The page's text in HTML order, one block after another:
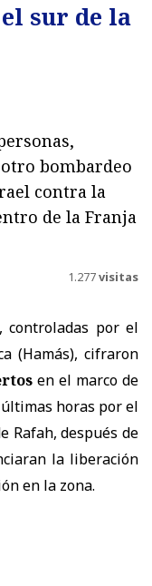
sur de la
bombardeo
contra la
de la Franja
1.277visitas
controladas por el
(Hamás), cifraron
en el marco de
horas por el
Rafah, después de
la liberación
en la zona.